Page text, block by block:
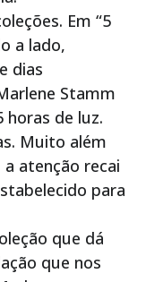
Em “5
a lado,
dias
Stamm
de luz.
Muito além
atenção recai
para
que dá
que nos